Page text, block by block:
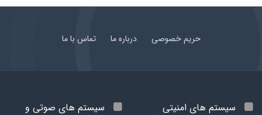
حریم خصوصی درباره ما تماس با ما
سیستم های امنیتی
سیستم های صوتی و